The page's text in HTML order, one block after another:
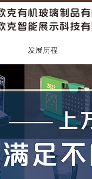
发展历程